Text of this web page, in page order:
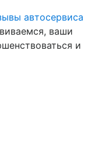
автосервиса
ваши
и